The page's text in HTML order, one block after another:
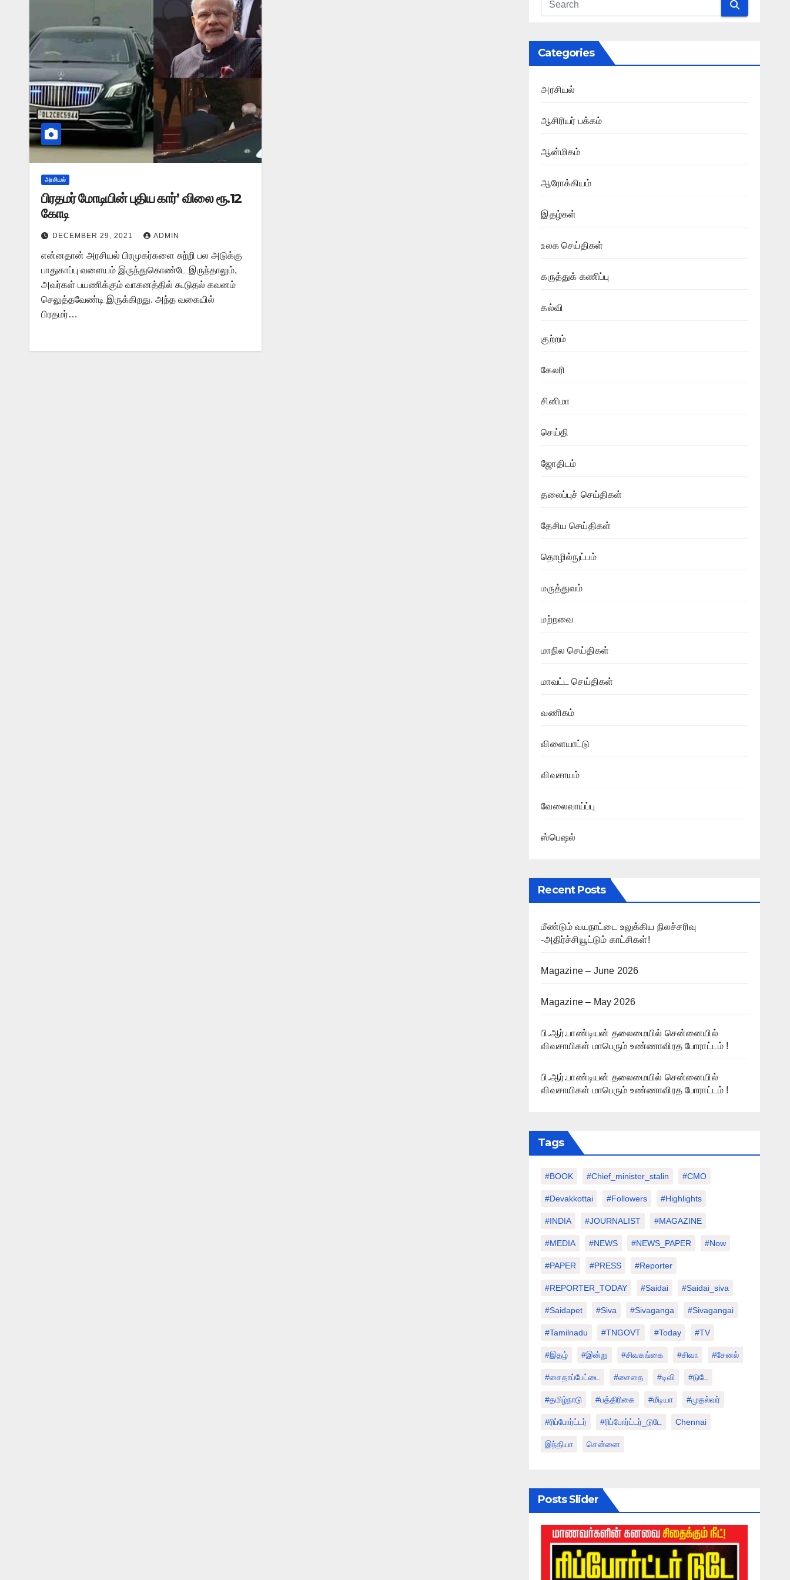
அரசியல்
பிரதமர் மோடியின் புதிய கார்’ விலை ரூ.12
கோடி
DECEMBER 29, 2021 ADMIN
என்னதான் அரசியல் பிரமுகர்களை சுற்றி பல அடுக்கு
பாதுகாப்பு வளையம் இருந்துகொண்டே இருந்தாலும்,
அவர்கள் பயணிக்கும் வாகனத்தில் கூடுதல் கவனம்
செலுத்தவேண்டி இருக்கிறது. அந்த வகையில்
பிரதமர்…
Categories
அரசியல்
ஆசிரியர் பக்கம்
ஆன்மிகம்
ஆரோக்கியம்
இதழ்கள்
உலக செய்திகள்
கருத்துக் கணிப்பு
கல்வி
குற்றம்
கேலரி
சினிமா
செய்தி
ஜோதிடம்
தலைப்புச் செய்திகள்
தேசிய செய்திகள்
தொழில்நுட்பம்
மருத்துவம்
மற்றவை
மாநில செய்திகள்
மாவட்ட செய்திகள்
வணிகம்
விளையாட்டு
விவசாயம்
வேலைவாய்ப்பு
ஸ்பெஷல்
Recent Posts
மீண்டும் வயநாட்டை உலுக்கிய நிலச்சரிவு
-அதிர்ச்சியூட்டும் காட்சிகள்!
Magazine – June 2026
Magazine – May 2026
பி.ஆர்.பாண்டியன் தலைமையில் சென்னையில்
விவசாயிகள் மாபெரும் உண்ணாவிரத போராட்டம் !
பி.ஆர்.பாண்டியன் தலைமையில் சென்னையில்
விவசாயிகள் மாபெரும் உண்ணாவிரத போராட்டம் !
Tags
#BOOK #chief_minister_stalin #CMO
#devakkottai #followers #highlights
#INDIA #JOURNALIST #MAGAZINE
#MEDIA #NEWS #NEWS_PAPER #Now
#PAPER #PRESS #Reporter
#REPORTER_TODAY #saidai #saidai_siva
#saidapet #Siva #Sivaganga #sivagangai
#tamilnadu #TNGOVT #today #TV
#இதழ் #இன்று #சிவகங்கை #சிவா #சேனல்
#சைதாப்பேட்டை #சைதை #டிவி #டுடே
#தமிழ்நாடு #பத்திரிகை #மீடியா #முதல்வர்
#ரிப்போர்ட்டர் #ரிப்போர்ட்டர்_டுடே Chennai
இந்தியா சென்னை
Posts Slider